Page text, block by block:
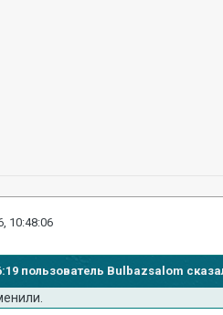
10:48:06
пользователь Bulbazsalom